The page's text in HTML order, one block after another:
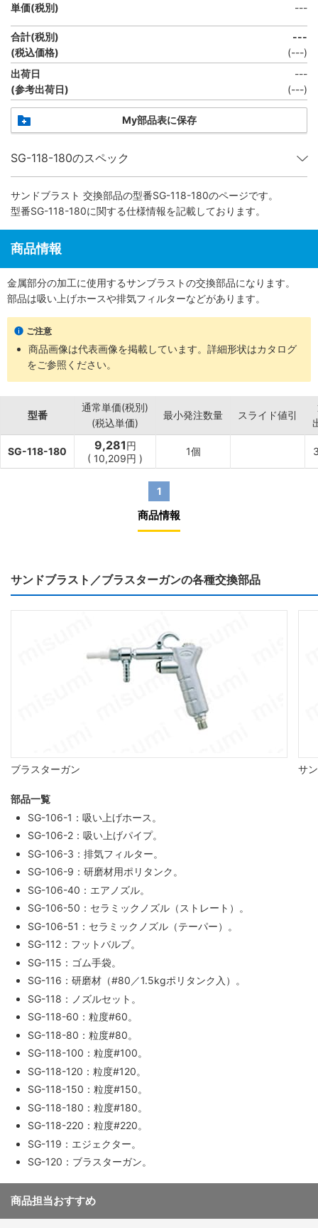
単価(税別) ---
合計(税別)
(税込価格)
---
(---)
出荷日
(参考出荷日)
---
(---)
My部品表に保存
SG-118-180のスペック
サンドブラスト 交換部品の型番SG-118-180のページです。
型番SG-118-180に関する仕様情報を記載しております。
商品情報
金属部分の加工に使用するサンブラストの交換部品になります。
部品は吸い上げホースや排気フィルターなどがあります。
ご注意
商品画像は代表画像を掲載しています。詳細形状はカタログ
をご参照ください。
型番
通常単価(税別)
(税込単価)
最小発注数量 スライド値引
SG-118-180 9,281円
( 10,209円 )
1個
1
商品情報
サンドブラスト／ブラスターガンの各種交換部品
ブラスターガン サ
部品一覧
SG-106-1：吸い上げホース。
SG-106-2：吸い上げパイプ。
SG-106-3：排気フィルター。
SG-106-9：研磨材用ポリタンク。
SG-106-40：エアノズル。
SG-106-50：セラミックノズル（ストレート）。
SG-106-51：セラミックノズル（テーパー）。
SG-112：フットバルブ。
SG-115：ゴム手袋。
SG-116：研磨材（#80／1.5kgポリタンク入）。
SG-118：ノズルセット。
SG-118-60：粒度#60。
SG-118-80：粒度#80。
SG-118-100：粒度#100。
SG-118-120：粒度#120。
SG-118-150：粒度#150。
SG-118-180：粒度#180。
SG-118-220：粒度#220。
SG-119：エジェクター。
SG-120：ブラスターガン。
商品担当おすすめ